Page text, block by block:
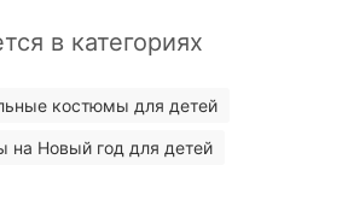
в категориях
костюмы для детей
на Новый год для детей